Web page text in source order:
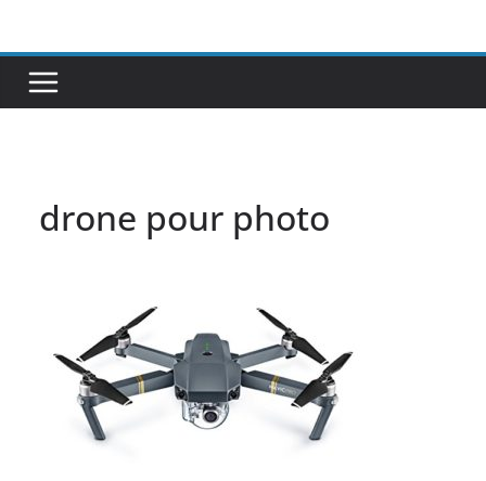
contenu
drone pour photo